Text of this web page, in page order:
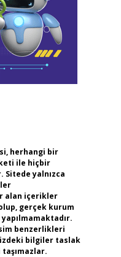
herhangi bir
ile hiçbir
Sitede yalnızca
alan içerikler
gerçek kurum
benzerlikleri
bilgiler taslak